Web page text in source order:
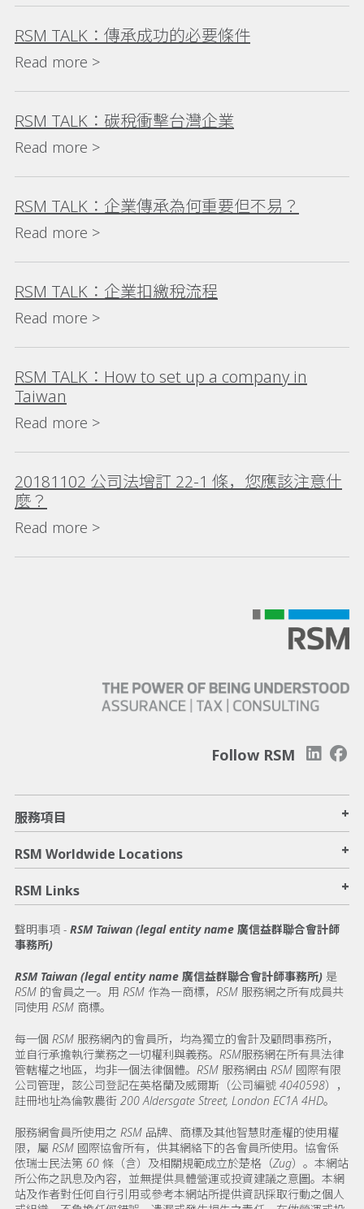
RSM TALK：傳承成功的必要條件
Read more >
RSM TALK：碳稅衝擊台灣企業
Read more >
RSM TALK：企業傳承為何重要但不易？
Read more >
RSM TALK：企業扣繳稅流程
Read more >
RSM TALK：How to set up a company in
Taiwan
Read more >
20181102 公司法增訂 22-1 條，您應該注意什
麼？
Read more >
Follow RSM
服務項目 +
RSM Worldwide Locations +
RSM Links +
聲明事項 - RSM Taiwan (legal entity name 廣信益群聯合會計師
事務所)
RSM Taiwan (legal entity name 廣信益群聯合會計師事務所) 是
RSM 的會員之一。用 RSM 作為一商標，RSM 服務網之所有成員共
同使用 RSM 商標。
每一個 RSM 服務網內的會員所，均為獨立的會計及顧問事務所，
並自行承擔執行業務之一切權利與義務。RSM服務網在所有具法律
管轄權之地區，均非一個法律個體。RSM 服務網由 RSM 國際有限
公司管理，該公司登記在英格蘭及威爾斯（公司編號 4040598），
註冊地址為倫敦農街 200 Aldersgate Street, London EC1A 4HD。
服務網會員所使用之 RSM 品牌、商標及其他智慧財產權的使用權
限，屬 RSM 國際協會所有，供其網絡下的各會員所使用。協會係
依瑞士民法第 60 條（含）及相關規範成立於楚格（Zug）。本網站
所公佈之訊息及內容，並無提供具體營運或投資建議之意圖。本網
站及作者對任何自行引用或參考本網站所提供資訊採取行動之個人